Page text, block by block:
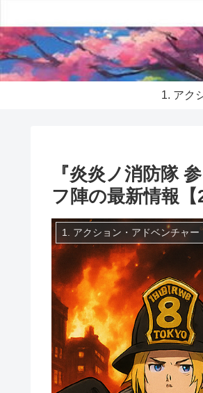
『炎炎ノ消防隊
フ陣の最新情報【
1. アクション・アドベンチャー